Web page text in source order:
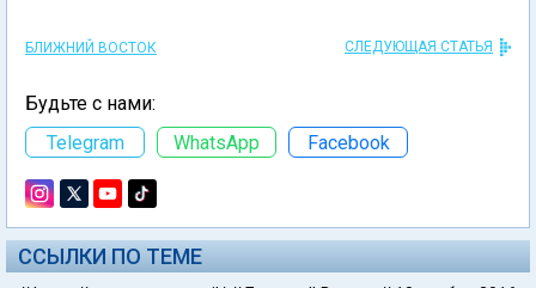
БЛИЖНИЙ ВОСТОК СЛЕДУЮЩАЯ СТАТЬЯ
Будьте с нами:
Telegram
WhatsApp Facebook
ССЫЛКИ ПО ТЕМЕ